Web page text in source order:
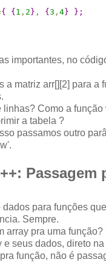
{ { 1 , 2 } , { 3 , 4} } ;
importantes, no
a matriz arr[][2] para a
linhas? Como a
a tabela ?
passamos outro
Passagem
dados para funções
Sempre.
array pra uma
e seus dados, direto
função, não é